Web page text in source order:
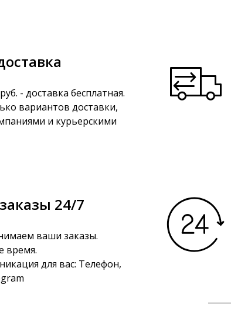
- доставка бесплатная.
вариантов доставки,
и курьерскими
24/7
ваши заказы.
время.
для вас: Телефон,